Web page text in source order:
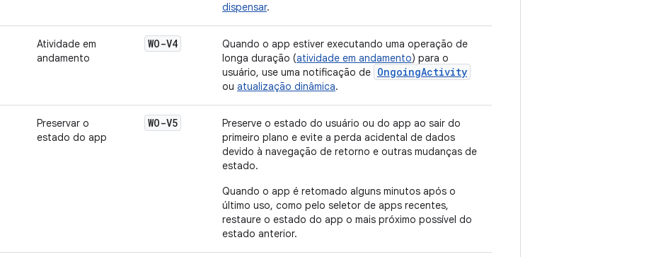
dispensar.
Atividade em
andamento
WO-V4
Quando o app estiver executando uma operação de
longa duração (atividade em andamento) para o
usuário, use uma notificação de OngoingActivity
ou atualização dinâmica.
Preservar o
estado do app
WO-V5
Preserve o estado do usuário ou do app ao sair do
primeiro plano e evite a perda acidental de dados
devido à navegação de retorno e outras mudanças de
estado.
Quando o app é retomado alguns minutos após o
último uso, como pelo seletor de apps recentes,
restaure o estado do app o mais próximo possível do
estado anterior.